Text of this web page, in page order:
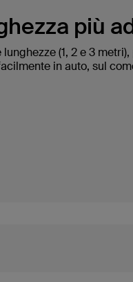
più
(1, 2 e 3
in auto, sul